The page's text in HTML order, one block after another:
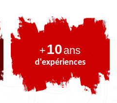
+10ans
d'expériences